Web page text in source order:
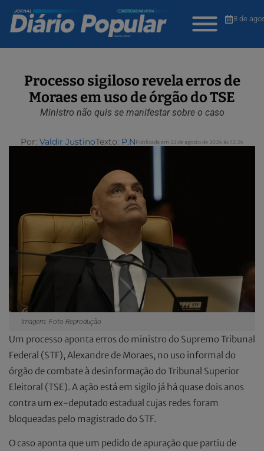
8 de
Processo sigiloso revela erros de
Moraes em uso de órgão do TSE
Ministro não quis se manifestar sobre o caso
Por: Valdir JustinoTexto: P.NPublicada em 22 de agosto de 2024 às 12:24
Imagem: Foto Reprodução
Um processo aponta erros do ministro do Supremo Tribunal
Federal (STF), Alexandre de Moraes, no uso informal do
órgão de combate à desinformação do Tribunal Superior
Eleitoral (TSE). A ação está em sigilo já há quase dois anos
contra um ex-deputado estadual cujas redes foram
bloqueadas pelo magistrado do STF.
O caso aponta que um pedido de apuração que partiu de